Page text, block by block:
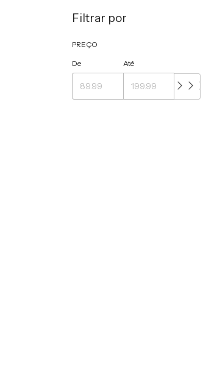
Filtrar por
PREÇO
De Até